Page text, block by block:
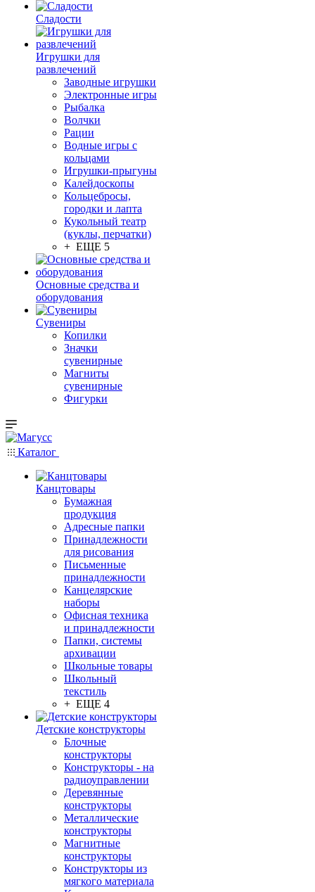
Сладости
Игрушки для
развлечений
Заводные игрушки
Электронные игры
Рыбалка
Волчки
Рации
Водные игры с
кольцами
Игрушки-прыгуны
Калейдоскопы
Кольцебросы,
городки и лапта
Кукольный театр
(куклы, перчатки)
+ ЕЩЕ 5
Основные средства и
оборудования
Сувениры
Копилки
Значки
сувенирные
Магниты
сувенирные
Фигурки
Каталог
Канцтовары
Бумажная
продукция
Адресные папки
Принадлежности
для рисования
Письменные
принадлежности
Канцелярские
наборы
Офисная техника
и принадлежности
Папки, системы
архивации
Школьные товары
Школьный
текстиль
+ ЕЩЕ 4
Детские конструкторы
Блочные
конструкторы
Конструкторы - на
радиоуправлении
Деревянные
конструкторы
Металлические
конструкторы
Магнитные
конструкторы
Конструкторы из
мягкого материала